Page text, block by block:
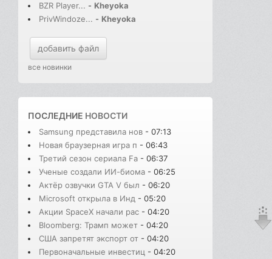
BZR Player... - Kheyoka
PrivWindoze... - Kheyoka
добавить файл
все новинки
ПОСЛЕДНИЕ НОВОСТИ
Samsung представила нов - 07:13
Новая браузерная игра п - 06:43
Третий сезон сериала Fa - 06:37
Ученые создали ИИ-биома - 06:25
Актёр озвучки GTA V был - 06:20
Microsoft открыла в Инд - 05:20
Акции SpaceX начали рас - 04:20
Bloomberg: Трамп может - 04:20
США запретят экспорт от - 04:20
Первоначальные инвестиц - 04:20